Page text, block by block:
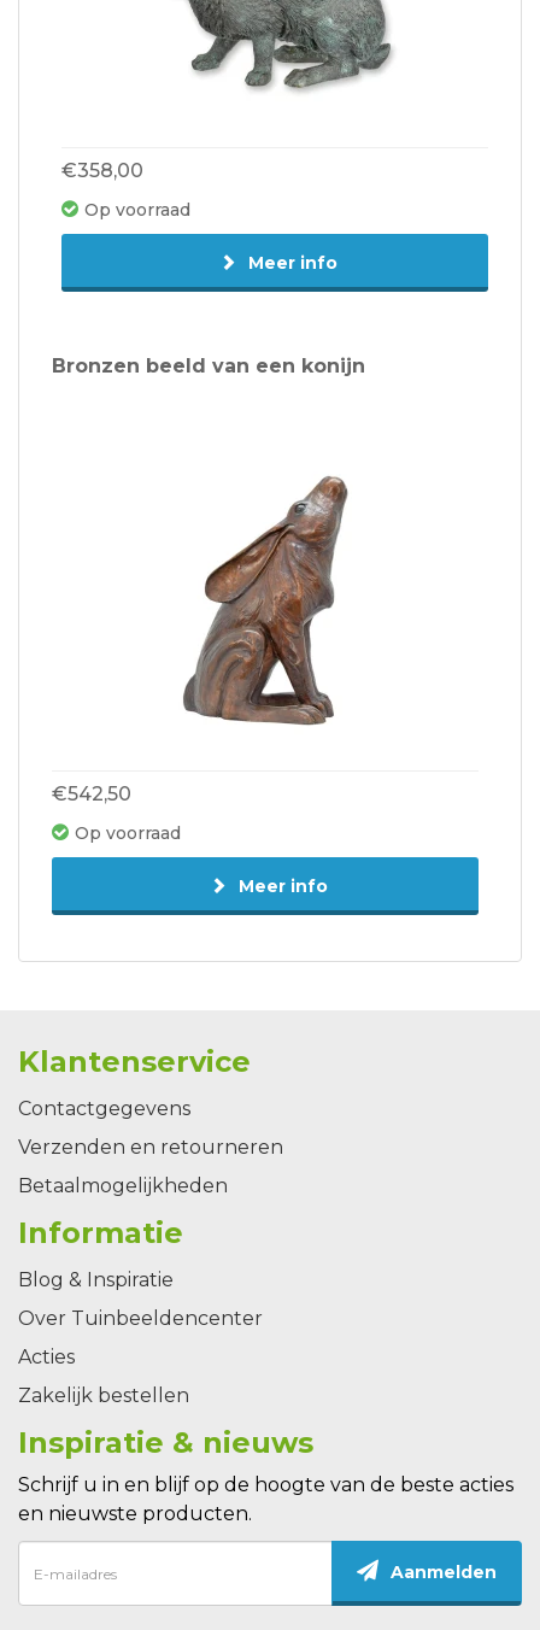
€358,00
Op voorraad
Meer info
Bronzen beeld van een konijn
€542,50
Op voorraad
Meer info
Klantenservice
Contactgegevens
Verzenden en retourneren
Betaalmogelijkheden
Informatie
Blog & Inspiratie
Over Tuinbeeldencenter
Acties
Zakelijk bestellen
Inspiratie & nieuws
Schrijf u in en blijf op de hoogte van de beste acties
en nieuwste producten.
Aanmelden